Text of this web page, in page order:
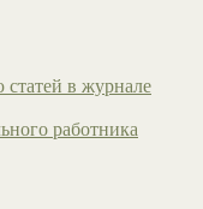
в журнале
работника